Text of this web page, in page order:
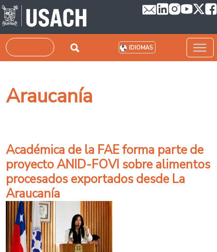
Pasar al contenido principal
Buscar IDIOMAS
Araucanía
Académica de la FAE forma parte de
proyecto ANID-FOVI sobre alimentos
procesados exportados desde La
Araucanía